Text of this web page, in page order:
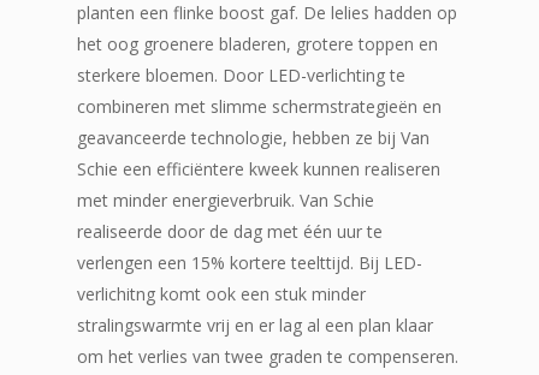
planten een flinke boost gaf. De lelies hadden op
het oog groenere bladeren, grotere toppen en
sterkere bloemen. Door LED-verlichting te
combineren met slimme schermstrategieën en
geavanceerde technologie, hebben ze bij Van
Schie een efficiëntere kweek kunnen realiseren
met minder energieverbruik. Van Schie
realiseerde door de dag met één uur te
verlengen een 15% kortere teelttijd. Bij LED-
verlichitng komt ook een stuk minder
stralingswarmte vrij en er lag al een plan klaar
om het verlies van twee graden te compenseren.